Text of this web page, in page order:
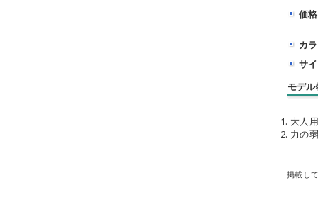
価格
カ
サ
モデ
1. 大人
2. 力の
掲載し